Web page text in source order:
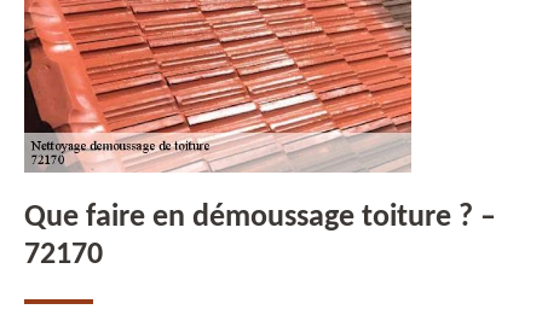
Que faire en démoussage toiture ? –
72170